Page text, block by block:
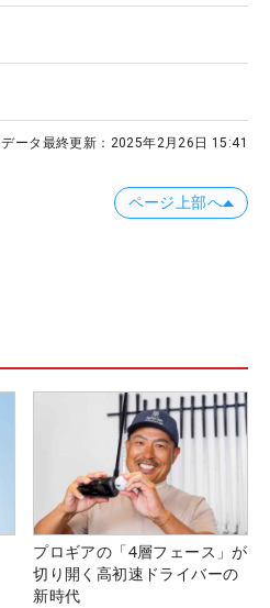
データ最終更新： 2025年2月26日 15:41
ページ上部へ
プロギアの「4層フェース」が
切り開く高初速ドライバーの
新時代